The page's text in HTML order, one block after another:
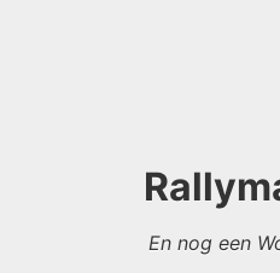
En nog een